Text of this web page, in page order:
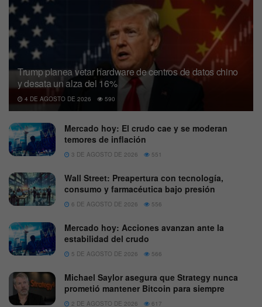
Trump planea vetar hardware de centros de datos chino
y desata un alza del 16%
4 DE AGOSTO DE 2026 590
Mercado hoy: El crudo cae y se moderan
temores de inflación
3 DE AGOSTO DE 2026 551
Wall Street: Preapertura con tecnología,
consumo y farmacéutica bajo presión
6 DE AGOSTO DE 2026 556
Mercado hoy: Acciones avanzan ante la
estabilidad del crudo
5 DE AGOSTO DE 2026 566
Michael Saylor asegura que Strategy nunca
prometió mantener Bitcoin para siempre
2 DE AGOSTO DE 2026 617